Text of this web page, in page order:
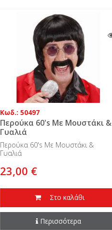
Κωδ.: 50497
Περούκα 60's Με Μουστάκι &
Γυαλιά
Περούκα 60's Με Μουστάκι &
Γυαλιά
23,00 €
Στο καλάθι
Περισσότερα